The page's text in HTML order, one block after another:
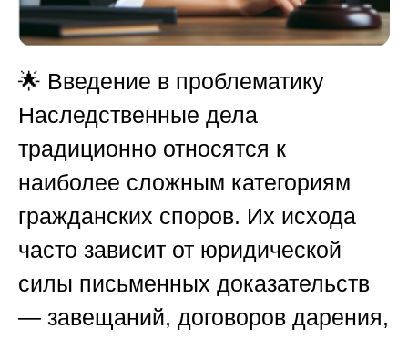
🌟 Введение в проблематику
Наследственные дела
традиционно относятся к
наиболее сложным категориям
гражданских споров. Их исхода
часто зависит от юридической
силы письменных доказательств
— завещаний, договоров дарения,